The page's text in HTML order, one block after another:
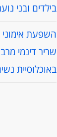
בילדים ובני
השפעת
שריר דינמי
באוכלוסיית